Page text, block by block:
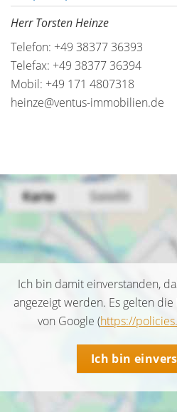
Herr Torsten Heinze
Telefon: +49 38377 36393
Telefax: +49 38377 36394
Mobil: +49 171 4807318
heinze@ventus-immobilien.de
Ich bin damit einverstanden,
angezeigt werden. Es gelten
von Google (https://
Ich bin